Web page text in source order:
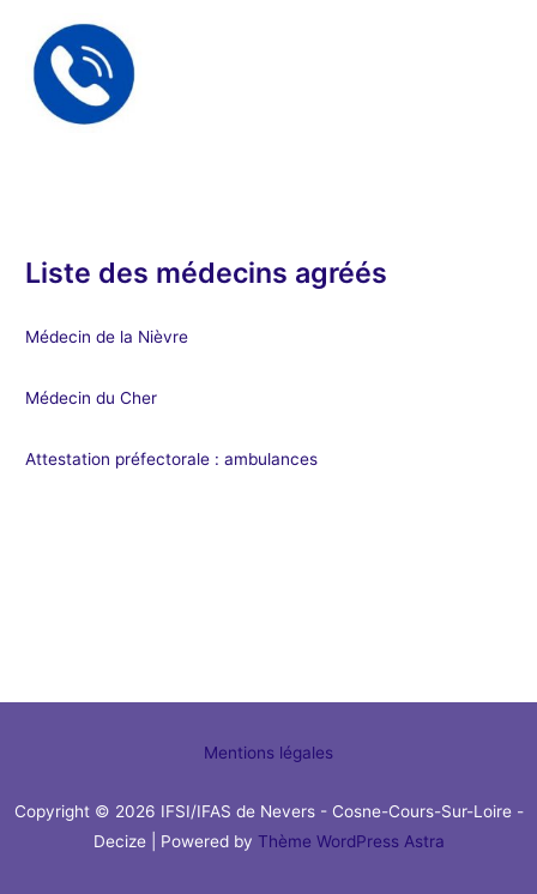
Liste des médecins agréés
Médecin de la Nièvre
Médecin du Cher
Attestation préfectorale : ambulances
Mentions légales
Copyright © 2026 IFSI/IFAS de Nevers - Cosne-Cours-Sur-Loire -
Decize | Powered by Thème WordPress Astra